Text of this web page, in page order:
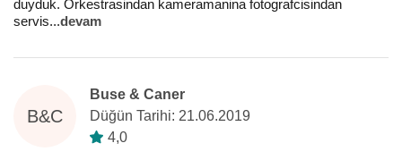
duyduk. Orkestrasindan kameramanina fotografcisindan
servis...devam
B&C
Buse & Caner
Düğün Tarihi: 21.06.2019
4,0